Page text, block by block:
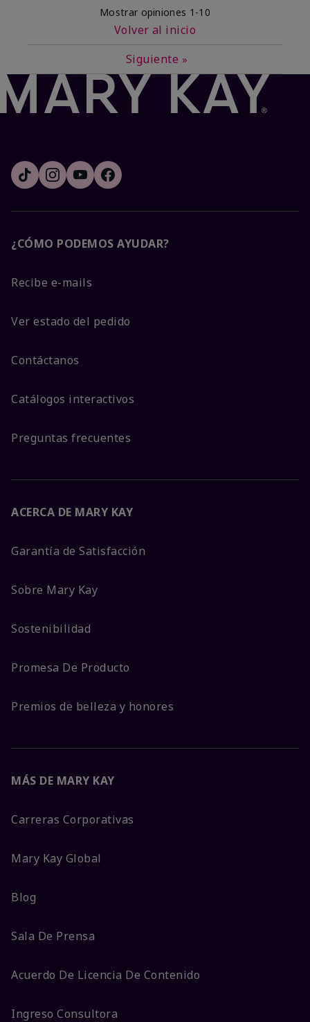
Mostrar opiniones 1-10
Volver al inicio
Siguiente »
¿CÓMO PODEMOS AYUDAR?
Recibe e-mails
Ver estado del pedido
Contáctanos
Catálogos interactivos
Preguntas frecuentes
ACERCA DE MARY KAY
Garantía de Satisfacción
Sobre Mary Kay
Sostenibilidad
Promesa De Producto
Premios de belleza y honores
MÁS DE MARY KAY
Carreras Corporativas
Mary Kay Global
Blog
Sala De Prensa
Acuerdo De Licencia De Contenido
Ingreso Consultora